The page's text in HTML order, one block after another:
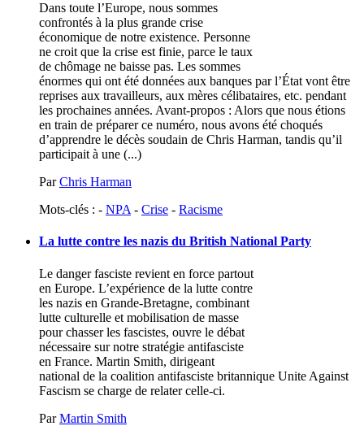
Dans toute l’Europe, nous sommes
confrontés à la plus grande crise
économique de notre existence. Personne
ne croit que la crise est finie, parce le taux
de chômage ne baisse pas. Les sommes
énormes qui ont été données aux banques par l’État vont être
reprises aux travailleurs, aux mères célibataires, etc. pendant
les prochaines années. Avant-propos : Alors que nous étions
en train de préparer ce numéro, nous avons été choqués
d’apprendre le décès soudain de Chris Harman, tandis qu’il
participait à une (...)
ParChris Harman
Mots-clés : - NPA - Crise - Racisme
La lutte contre les nazis du British National Party
Le danger fasciste revient en force partout
en Europe. L’expérience de la lutte contre
les nazis en Grande-Bretagne, combinant
lutte culturelle et mobilisation de masse
pour chasser les fascistes, ouvre le débat
nécessaire sur notre stratégie antifasciste
en France. Martin Smith, dirigeant
national de la coalition antifasciste britannique Unite Against
Fascism se charge de relater celle-ci.
ParMartin Smith